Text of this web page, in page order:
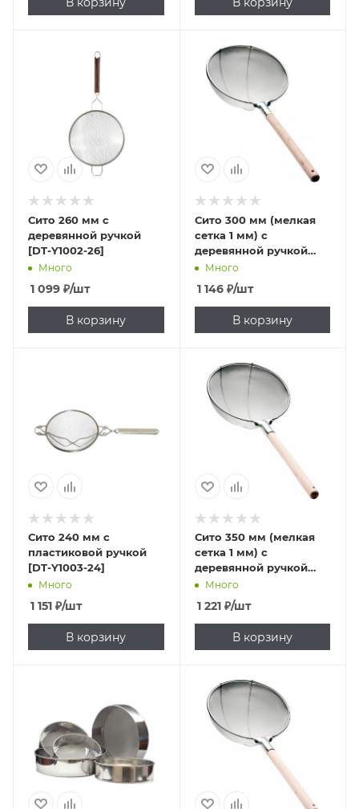
Сито 260 мм с
деревянной ручкой
[DT-Y1002-26]
Много
1 099 ₽/шт
В корзину
Сито 300 мм (мелкая
сетка 1 мм) с
деревянной ручкой
[DT-Y1801-30]
Много
1 146₽/шт
В корзину
Сито 240 мм с
пластиковой ручкой
[DT-Y1003-24]
Много
1 151 ₽/шт
В корзину
Сито 350 мм (мелкая
сетка 1 мм) с
деревянной ручкой
[DT-Y1801-35]
Много
1 221₽/шт
В корзину